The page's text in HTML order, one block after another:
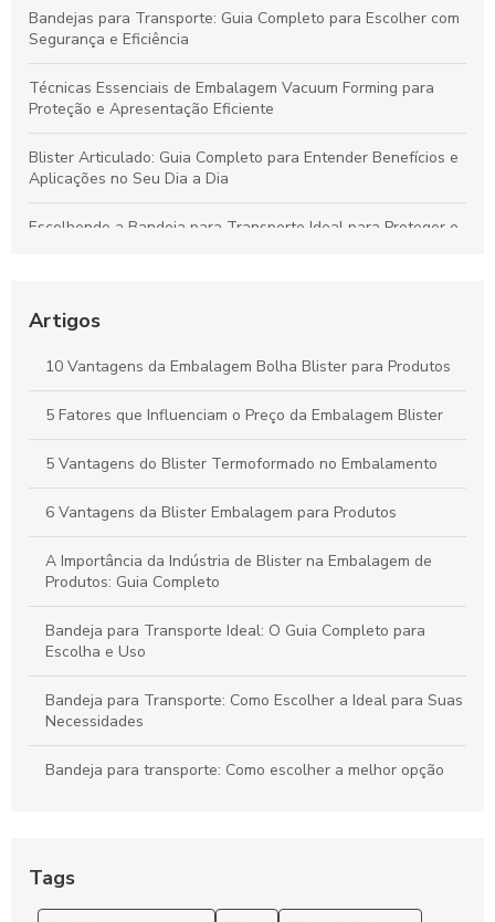
Bandejas para Transporte: Guia Completo para Escolher com
Segurança e Eficiência
Técnicas Essenciais de Embalagem Vacuum Forming para
Proteção e Apresentação Eficiente
Blister Articulado: Guia Completo para Entender Benefícios e
Aplicações no Seu Dia a Dia
Escolhendo a Bandeja para Transporte Ideal para Proteger e
Minimizar Desperdícios
Blisters Articulados: Funcionalidade, Benefícios e Principais
Aplicações
Bandejas para Transporte: Como Escolher a Opção Ideal para
Suas Necessidades
Artigos
10 Vantagens da Embalagem Bolha Blister para Produtos
5 Fatores que Influenciam o Preço da Embalagem Blister
5 Vantagens do Blister Termoformado no Embalamento
6 Vantagens da Blister Embalagem para Produtos
A Importância da Indústria de Blister na Embalagem de
Produtos: Guia Completo
Bandeja para Transporte Ideal: O Guia Completo para
Escolha e Uso
Bandeja para Transporte: Como Escolher a Ideal para Suas
Necessidades
Bandeja para transporte: Como escolher a melhor opção
Bandejas para Transporte: Como Escolher a Opção Ideal
para Suas Necessidades
Tags